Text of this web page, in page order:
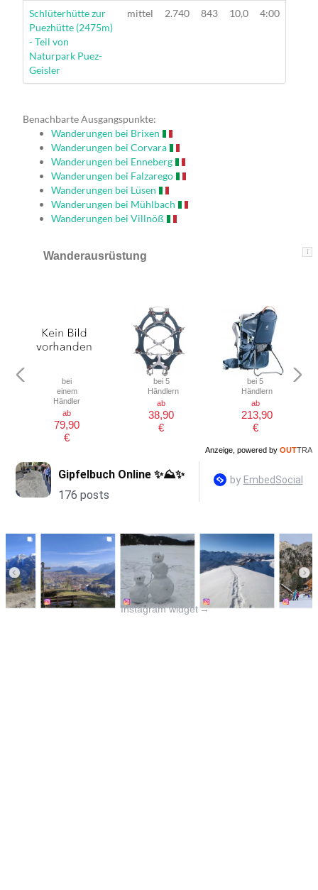
Wanderung
Schlüterhütte zur
Puezhütte (2475m)
- Teil von
Naturpark Puez-
Geisler
mittel 2.740 843 10,0 4:00
Benachbarte Ausgangspunkte:
Wanderungen bei Brixen
Wanderungen bei Corvara
Wanderungen bei Enneberg
Wanderungen bei Falzarego
Wanderungen bei Lüsen
Wanderungen bei Mühlbach
Wanderungen bei Villnöß
i
Wanderausrüstung
bei
einem
Händler
ab
79,90
€
bei 5
Händlern
ab
38,90
€
bei 5
Händlern
ab
213,90
€
Anzeige, powered by OUTTRA
Instagram widget →